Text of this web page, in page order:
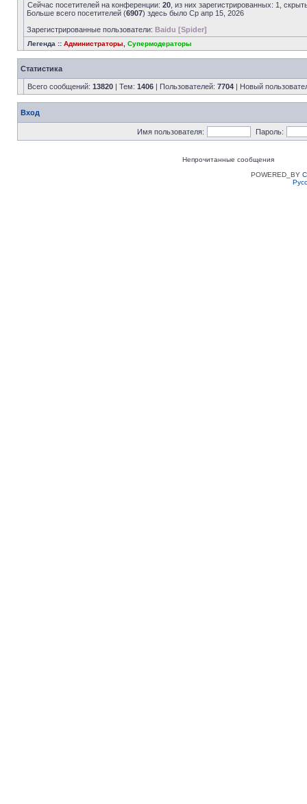
Сейчас посетителей на конференции: 20 , из них зарегистрированных: 1,
Больше всего посетителей (6907) здесь было Ср апр 15, 2026
Зарегистрированные пользователи: Baidu [Spider]
Легенда :: Администраторы Супермодераторы
Статистика
Всего сообщений: 13820 | Тем: 1406 | Пользователей: 7704 | Новый
Вход
Имя пользователя: Пароль:
Непрочитанные сообщения
POWERED_BY